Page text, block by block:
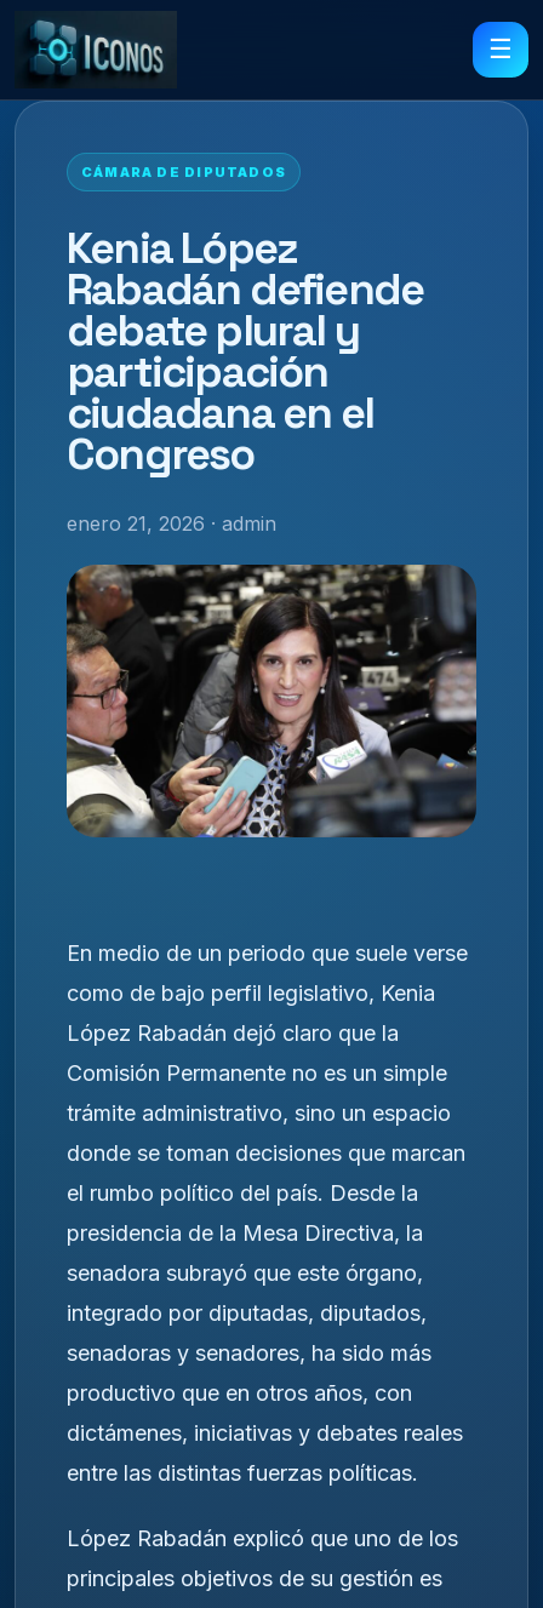
☰
CÁMARA DE DIPUTADOS
Kenia López
Rabadán defiende
debate plural y
participación
ciudadana en el
Congreso
enero 21, 2026 · admin
En medio de un periodo que suele verse
como de bajo perfil legislativo, Kenia
López Rabadán dejó claro que la
Comisión Permanente no es un simple
trámite administrativo, sino un espacio
donde se toman decisiones que marcan
el rumbo político del país. Desde la
presidencia de la Mesa Directiva, la
senadora subrayó que este órgano,
integrado por diputadas, diputados,
senadoras y senadores, ha sido más
productivo que en otros años, con
dictámenes, iniciativas y debates reales
entre las distintas fuerzas políticas.
López Rabadán explicó que uno de los
principales objetivos de su gestión es